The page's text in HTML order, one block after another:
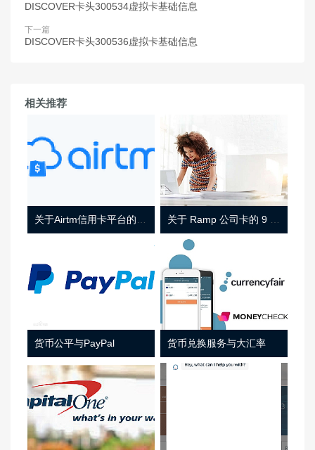
DISCOVER卡头300534虚拟卡基础信息
下一篇
DISCOVER卡头300536虚拟卡基础信息
相关推荐
货币公平与PayPal 货币兑换服务与大汇率